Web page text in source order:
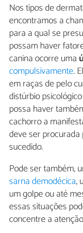
Nos tipos de
encontramos a
para a qual se
possam haver
canina ocorre uma
compulsivamente.
em raças de pelo
distúrbio
possa haver
cachorro a
deve ser
sucedido.
Pode ser também,
sarna demodécica,
um golpe ou até
essas situações
concentre a